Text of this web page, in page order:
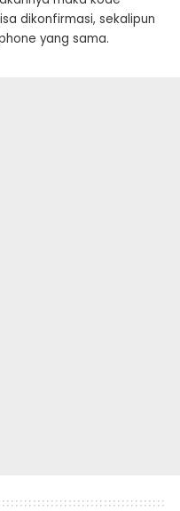
dikonfirmasi, sekalipun
yang sama.